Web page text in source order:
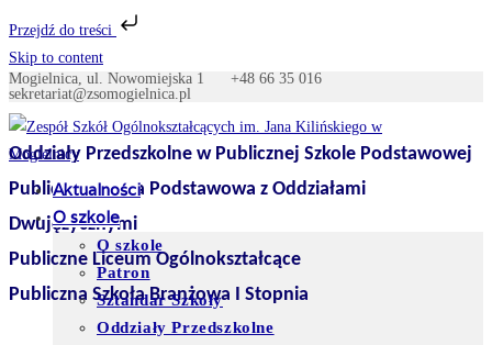
Przejdź do treści
Skip to content
Mogielnica, ul. Nowomiejska 1 +48 66 35 016
sekretariat@zsomogielnica.pl
Oddziały Przedszkolne w Publicznej Szkole Podstawowej
Publiczna Szkoła Podstawowa z Oddziałami
Dwujęzycznymi
Publiczne Liceum Ogólnokształcące
Publiczna Szkoła Branżowa I Stopnia
Aktualności
O szkole
O szkole
Patron
Sztandar Szkoły
Oddziały Przedszkolne